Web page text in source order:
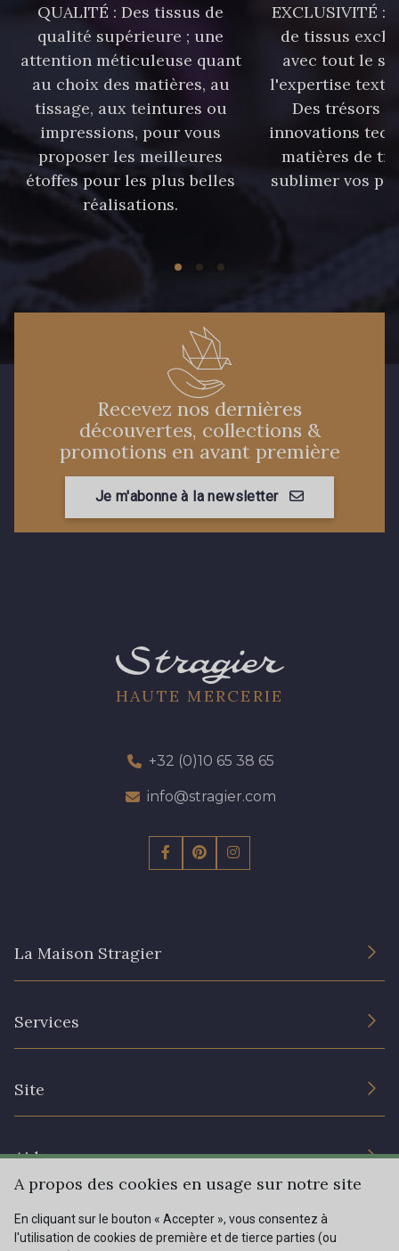
QUALITÉ : Des tissus de
qualité supérieure ; une
attention méticuleuse quant
au choix des matières, au
tissage, aux teintures ou
impressions, pour vous
proposer les meilleures
étoffes pour les plus belles
réalisations.
EXCLUSIVITÉ :
de tissus
avec tout le
l'expertise
Des trésors
innovations
matières de
sublimer vos
Recevez nos dernières
découvertes, collections &
promotions en avant première
Je m'abonne à la newsletter
HAUTE MERCERIE
+32 (0)10 65 38 65
info@stragier.com
La Maison Stragier
Services
Site
Prix réduits
Aide
Livraison : France, Belgique, International
Retours & réclamations
Menu
A propos des cookies en usage sur notre site
En cliquant sur le bouton « Accepter », vous consentez à
l'utilisation de cookies de première et de tierce parties (ou